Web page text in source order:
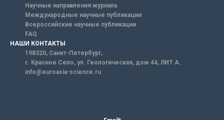
Научные направления журнала
Международные научные публикации
Всероссийские научные публикации
FAQ
НАШИ КОНТАКТЫ
198320, Санкт-Петербург,
г. Красное Село, ул. Геологическая, дом 44, ЛИТ А.
info@euroasia-science.ru